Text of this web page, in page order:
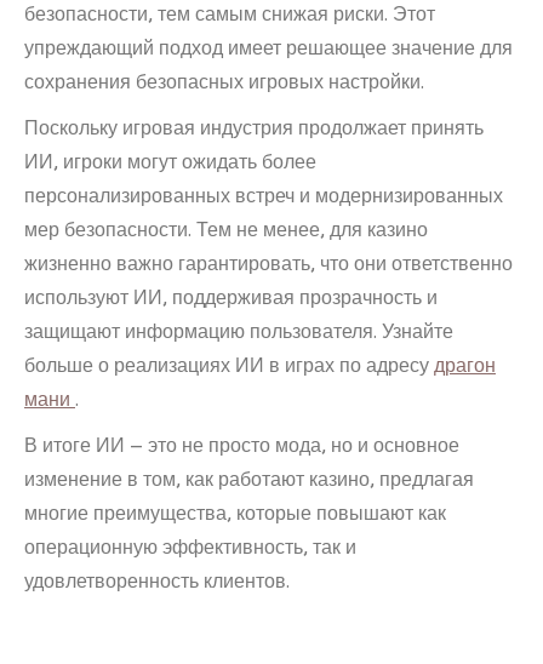
безопасности, тем самым снижая риски. Этот
упреждающий подход имеет решающее значение для
сохранения безопасных игровых настройки.
Поскольку игровая индустрия продолжает принять
ИИ, игроки могут ожидать более
персонализированных встреч и модернизированных
мер безопасности. Тем не менее, для казино
жизненно важно гарантировать, что они ответственно
используют ИИ, поддерживая прозрачность и
защищают информацию пользователя. Узнайте
больше о реализациях ИИ в играх по адресу драгон
мани .
В итоге ИИ – это не просто мода, но и основное
изменение в том, как работают казино, предлагая
многие преимущества, которые повышают как
операционную эффективность, так и
удовлетворенность клиентов.